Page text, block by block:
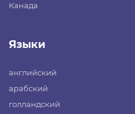
Канада
Языки
английский
арабский
голландский